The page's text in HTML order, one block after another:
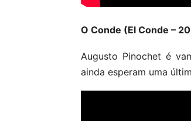
O Conde (El Conde –
Augusto Pinochet é
ainda esperam uma